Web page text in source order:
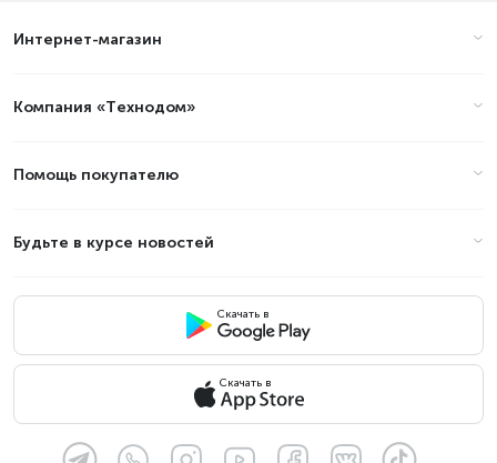
Интернет-магазин
Компания «Технодом»
Помощь покупателю
Будьте в курсе новостей
Скачать в
Скачать в